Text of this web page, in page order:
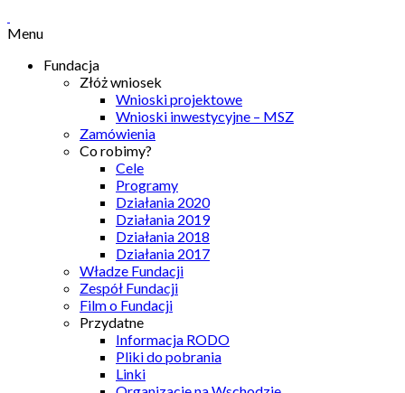
Menu
Fundacja
Złóż wniosek
Wnioski projektowe
Wnioski inwestycyjne – MSZ
Zamówienia
Co robimy?
Cele
Programy
Działania 2020
Działania 2019
Działania 2018
Działania 2017
Władze Fundacji
Zespół Fundacji
Film o Fundacji
Przydatne
Informacja RODO
Pliki do pobrania
Linki